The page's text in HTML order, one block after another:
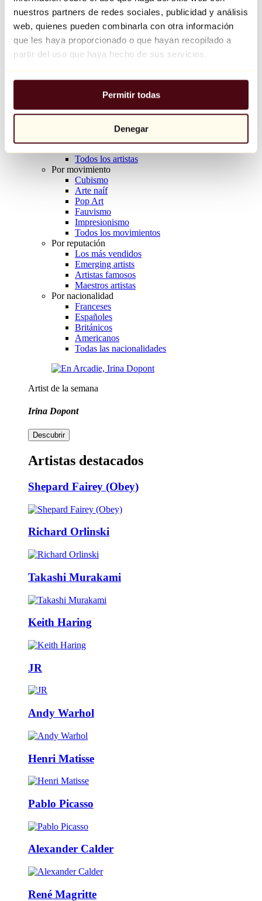
nuestros partners de redes sociales, publicidad y análisis
web, quienes pueden combinarla con otra información
que les haya proporcionado o que hayan recopilado a
partir del uso que haya hecho de sus servicios.
Permitir todas
Denegar
Balloon Dog (Orange)
Jeff Koons
10.000 €
Explorar
Todos los escultores
Todos los fotógrafos
Todos los artistas
Por movimiento
Cubismo
Arte naíf
Pop Art
Fauvismo
Impresionismo
Todos los movimientos
Por reputación
Los más vendidos
Emerging artists
Artistas famosos
Maestros artistas
Por nacionalidad
Franceses
Españoles
Británicos
Americanos
Todas las nacionalidades
Artist de la semana
Irina Dopont
Descubrir
Artistas destacados
Shepard Fairey (Obey)
Richard Orlinski
Takashi Murakami
Keith Haring
JR
Andy Warhol
Henri Matisse
Pablo Picasso
Alexander Calder
René Magritte